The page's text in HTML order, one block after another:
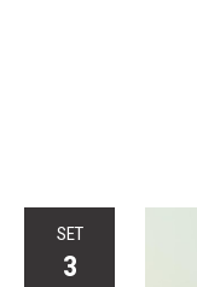
SET
3